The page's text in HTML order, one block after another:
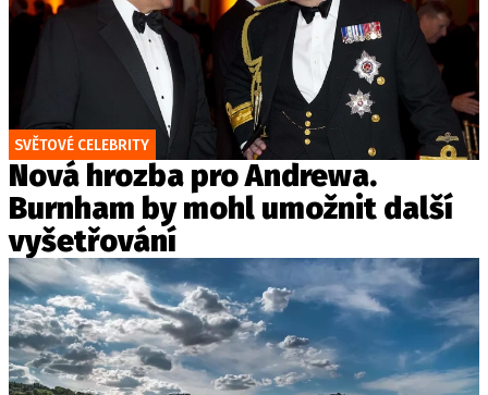
SVĚTOVÉ CELEBRITY
Nová hrozba pro Andrewa.
Burnham by mohl umožnit další
vyšetřování